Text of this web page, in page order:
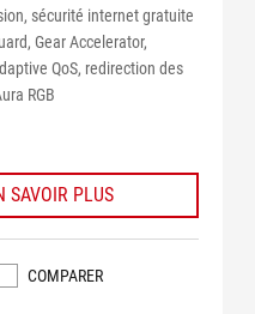
sécurité internet gratuite
Gear Accelerator,
QoS, redirection des
RGB
SAVOIR PLUS
COMPARER